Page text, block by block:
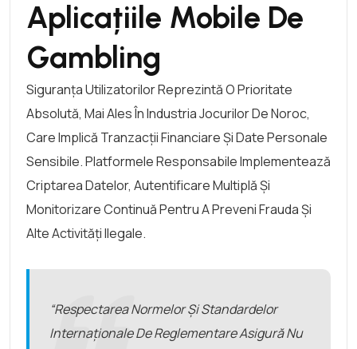
Aplicațiile Mobile De
Gambling
Siguranța Utilizatorilor Reprezintă O Prioritate
Absolută, Mai Ales În Industria Jocurilor De Noroc,
Care Implică Tranzacții Financiare Și Date Personale
Sensibile. Platformele Responsabile Implementează
Criptarea Datelor, Autentificare Multiplă Și
Monitorizare Continuă Pentru A Preveni Frauda Și
Alte Activități Ilegale.
“Respectarea Normelor Și Standardelor
Internaționale De Reglementare Asigură Nu